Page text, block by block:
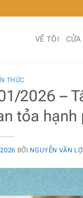
VỀ TÔI
THỨC
2026 –
tỏa hạnh
BỞI NGUYỄN VĂN